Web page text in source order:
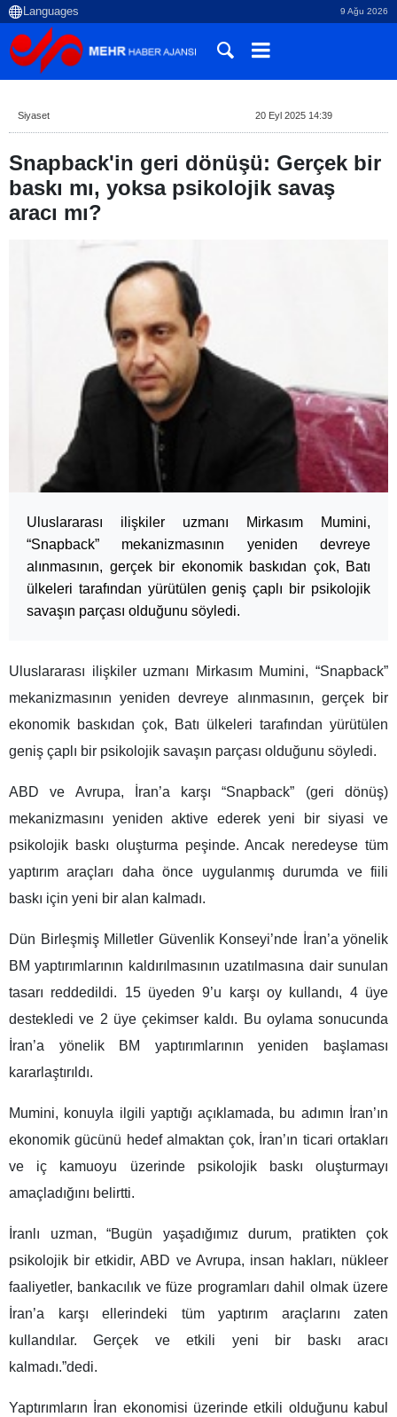
9 Ağu 2026
Siyaset 20 Eyl 2025 14:39
Snapback'in geri dönüşü: Gerçek bir
baskı mı, yoksa psikolojik savaş
aracı mı?
Uluslararası ilişkiler uzmanı Mirkasım Mumini,
“Snapback” mekanizmasının yeniden devreye
alınmasının, gerçek bir ekonomik baskıdan çok, Batı
ülkeleri tarafından yürütülen geniş çaplı bir psikolojik
savaşın parçası olduğunu söyledi.
Uluslararası ilişkiler uzmanı Mirkasım Mumini, “Snapback”
mekanizmasının yeniden devreye alınmasının, gerçek bir
ekonomik baskıdan çok, Batı ülkeleri tarafından yürütülen
geniş çaplı bir psikolojik savaşın parçası olduğunu söyledi.
ABD ve Avrupa, İran’a karşı “Snapback” (geri dönüş)
mekanizmasını yeniden aktive ederek yeni bir siyasi ve
psikolojik baskı oluşturma peşinde. Ancak neredeyse tüm
yaptırım araçları daha önce uygulanmış durumda ve fiili
baskı için yeni bir alan kalmadı.
Dün Birleşmiş Milletler Güvenlik Konseyi’nde İran’a yönelik
BM yaptırımlarının kaldırılmasının uzatılmasına dair sunulan
tasarı reddedildi. 15 üyeden 9’u karşı oy kullandı, 4 üye
destekledi ve 2 üye çekimser kaldı. Bu oylama sonucunda
İran’a yönelik BM yaptırımlarının yeniden başlaması
kararlaştırıldı.
Mumini, konuyla ilgili yaptığı açıklamada, bu adımın İran’ın
ekonomik gücünü hedef almaktan çok, İran’ın ticari ortakları
ve iç kamuoyu üzerinde psikolojik baskı oluşturmayı
amaçladığını belirtti.
İranlı uzman, “Bugün yaşadığımız durum, pratikten çok
psikolojik bir etkidir, ABD ve Avrupa, insan hakları, nükleer
faaliyetler, bankacılık ve füze programları dahil olmak üzere
İran’a karşı ellerindeki tüm yaptırım araçlarını zaten
kullandılar. Gerçek ve etkili yeni bir baskı aracı
kalmadı.”dedi.
Yaptırımların İran ekonomisi üzerinde etkili olduğunu kabul